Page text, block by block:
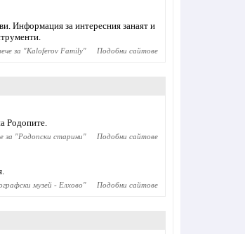
Информация за интересния занаят и
за "Kaloferov Family" Подобни сайтове
Родопите.
за "Родопски старини" Подобни сайтове
музей - Елхово" Подобни сайтове